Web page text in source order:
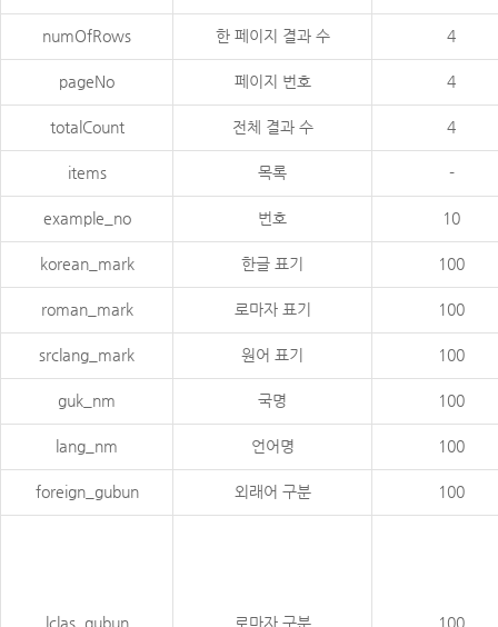
numOfRows 한 페이지 결과 수 4
pageNo 페이지 번호 4
totalCount 전체 결과 수 4
items 목록 -
example_no 번호 10
korean_mark 한글 표기 100
roman_mark 로마자 표기 100
srclang_mark 원어 표기 100
guk_nm 국명 100
lang_nm 언어명 100
foreign_gubun 외래어 구분 100
lclas_gubun 로마자 구분 100